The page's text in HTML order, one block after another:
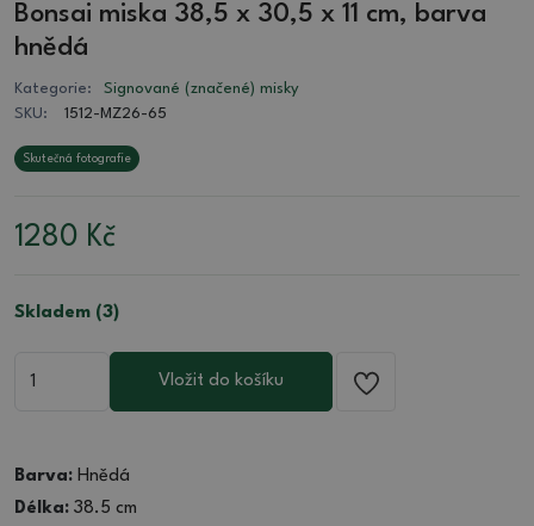
Bonsai miska 38,5 x 30,5 x 11 cm, barva
hnědá
Kategorie:
Signované (značené) misky
SKU:
1512-MZ26-65
Skutečná fotografie
1280 Kč
Skladem (3)
Vložit do košíku
Barva: Hnědá
Délka: 38.5 cm